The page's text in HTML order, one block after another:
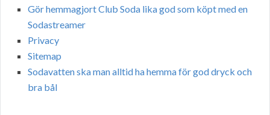
Gör hemmagjort Club Soda lika god som köpt med en
Sodastreamer
Privacy
Sitemap
Sodavatten ska man alltid ha hemma för god dryck och
bra bål